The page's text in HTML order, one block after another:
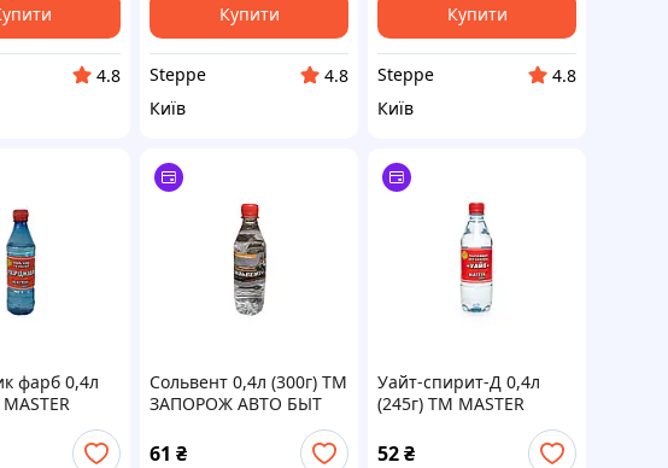
4.8
Купити
Steppe
4.8
Київ
Купити
Steppe
4.8
Київ
фарб 0,4л
Сольвент 0,4л (300г) ТМ
ЗАПОРОЖ АВТО БЫТ
61 ₴
Уайт-спирит-Д 0,4л
(245г) ТМ MASTER
52₴